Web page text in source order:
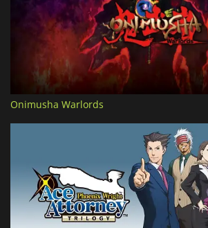
Onimusha Warlords